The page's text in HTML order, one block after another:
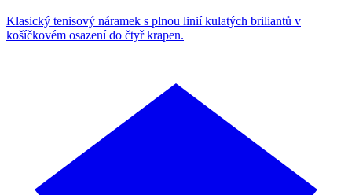
Klasický tenisový náramek s plnou linií kulatých briliantů v
košíčkovém osazení do čtyř krapen.